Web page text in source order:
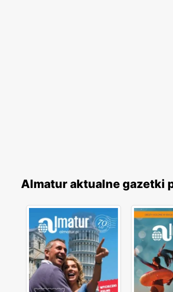
Almatur aktualne gazetki